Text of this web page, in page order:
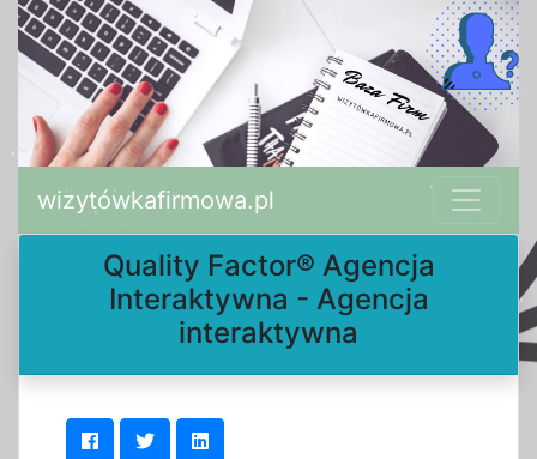
wizytówkafirmowa.pl
Quality Factor® Agencja
Interaktywna - Agencja
interaktywna